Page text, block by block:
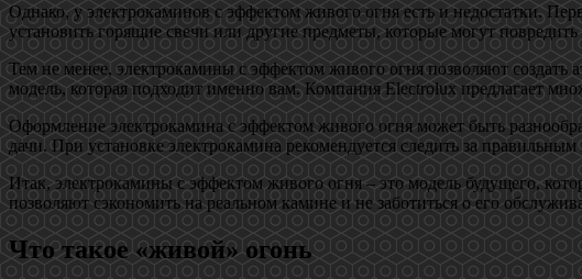
Однако, у электрокаминов с эффектом живого огня есть и недостатки.
установить горящие свечи или другие предметы, которые могут
Тем не менее, электрокамины с эффектом живого огня позволяют
модель, которая подходит именно вам. Компания Electrolux предлагает
Оформление электрокамина с эффектом живого огня может быть
дачи. При установке электрокамина рекомендуется следить за
Итак, электрокамины с эффектом живого огня – это модель будущего,
позволяют сэкономить на реальном камине и не заботиться о его
Что такое «живой» огонь